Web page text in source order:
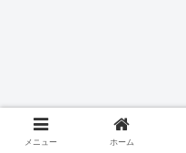
メニュー ホーム